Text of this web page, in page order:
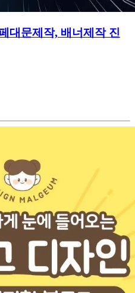
대문제작, 배너제작 진